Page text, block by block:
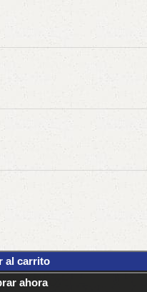
al carrito
ahora